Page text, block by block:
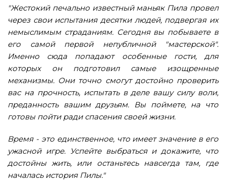
"Жестокий печально известный маньяк Пила провел
через свои испытания десятки людей, подвергая их
немыслимым страданиям. Сегодня вы побываете в
его самой первой непубличной "мастерской".
Именно сюда попадают особенные гости, для
которых он подготовил самые изощренные
механизмы. Они точно смогут достойно проверить
вас на прочность, испытать в деле вашу силу воли,
преданность вашим друзьям. Вы поймете, на что
готовы пойти ради спасения своей жизни.
Время - это единственное, что имеет значение в его
ужасной игре. Успейте выбраться и докажите, что
достойны жить, или останьтесь навсегда там, где
началась история Пилы."